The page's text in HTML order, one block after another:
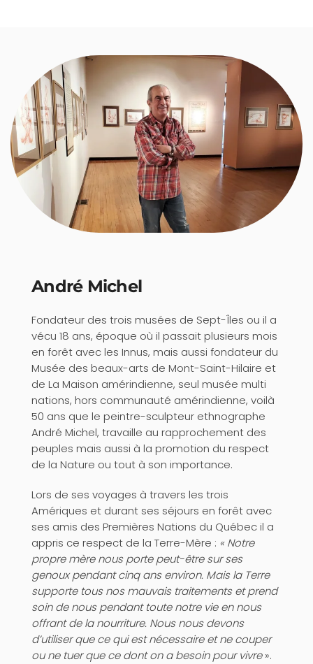
André Michel
Fondateur des trois musées de Sept-Îles ou il a
vécu 18 ans, époque où il passait plusieurs mois
en forêt avec les Innus, mais aussi fondateur du
Musée des beaux-arts de Mont-Saint-Hilaire et
de La Maison amérindienne, seul musée multi
nations, hors communauté amérindienne, voilà
50 ans que le peintre-sculpteur ethnographe
André Michel, travaille au rapprochement des
peuples mais aussi à la promotion du respect
de la Nature ou tout à son importance.
Lors de ses voyages à travers les trois
Amériques et durant ses séjours en forêt avec
ses amis des Premières Nations du Québec il a
appris ce respect de la Terre-Mère : « Notre
propre mère nous porte peut-être sur ses
genoux pendant cinq ans environ. Mais la Terre
supporte tous nos mauvais traitements et prend
soin de nous pendant toute notre vie en nous
offrant de la nourriture. Nous nous devons
d’utiliser que ce qui est nécessaire et ne couper
ou ne tuer que ce dont on a besoin pour vivre».